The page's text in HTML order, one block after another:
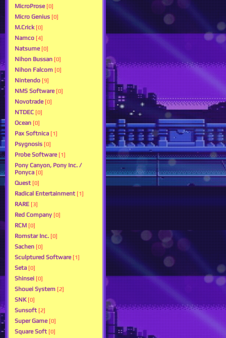
MicroProse [0]
Micro Genius [0]
M.Crick [0]
Namco [4]
Natsume [0]
Nihon Bussan [0]
Nihon Falcom [0]
Nintendo [9]
NMS Software [0]
Novotrade [0]
NTDEC [0]
Ocean [0]
Pax Softnica [1]
Psygnosis [0]
Probe Software [1]
Pony Canyon, Pony Inc. /
Ponyca [0]
Quest [0]
Radical Entertainment [1]
RARE [3]
Red Company [0]
RCM [0]
Romstar Inc. [0]
Sachen [0]
Sculptured Software [1]
Seta [0]
Shinsei [0]
Shouei System [2]
SNK [0]
Sunsoft [2]
Super Game [0]
Square Soft [0]